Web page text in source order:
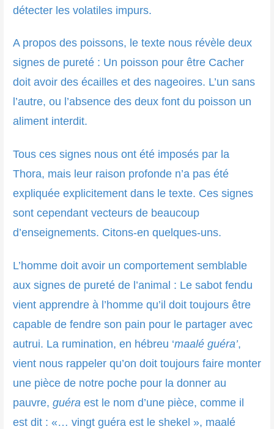
détecter les volatiles impurs.
A propos des poissons, le texte nous révèle deux
signes de pureté : Un poisson pour être Cacher
doit avoir des écailles et des nageoires. L’un sans
l’autre, ou l’absence des deux font du poisson un
aliment interdit.
Tous ces signes nous ont été imposés par la
Thora, mais leur raison profonde n’a pas été
expliquée explicitement dans le texte. Ces signes
sont cependant vecteurs de beaucoup
d’enseignements. Citons-en quelques-uns.
L’homme doit avoir un comportement semblable
aux signes de pureté de l’animal : Le sabot fendu
vient apprendre à l’homme qu’il doit toujours être
capable de fendre son pain pour le partager avec
autrui. La rumination, en hébreu ‘maalé guéra’,
vient nous rappeler qu’on doit toujours faire monter
une pièce de notre poche pour la donner au
pauvre, guéra est le nom d’une pièce, comme il
est dit : «… vingt guéra est le shekel », maalé